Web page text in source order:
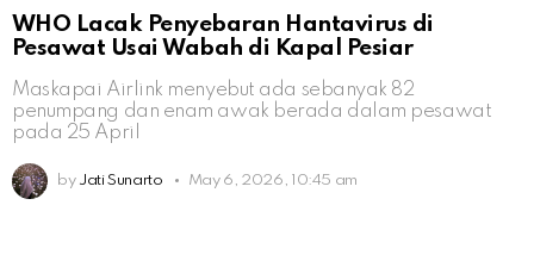
WHO Lacak Penyebaran Hantavirus di
Pesawat Usai Wabah di Kapal Pesiar
Maskapai Airlink menyebut ada sebanyak 82
penumpang dan enam awak berada dalam pesawat
pada 25 April
by Jati Sunarto May 6, 2026, 10:45 am